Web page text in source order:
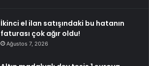
İkinci el ilan satışındaki bu hatanın
faturası çok ağır oldu!
Ağustos 7, 2026